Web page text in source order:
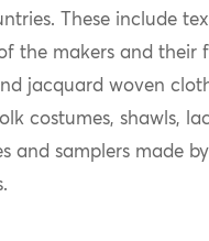
These include
the makers and their
jacquard woven
costumes, shawls,
and samplers made